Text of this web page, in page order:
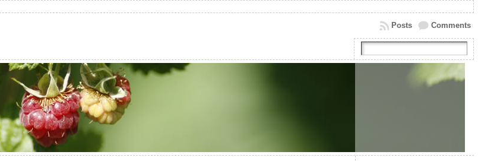
Comments
Posts